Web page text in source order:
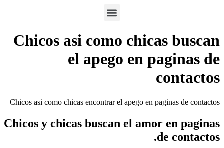
Chicos asi como
el apego en
Chicos asi como chicas encontrar el apego en
Chicos y chicas buscan el